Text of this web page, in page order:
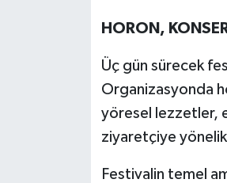
HORON,
Üç gün sürecek
Organizasyonda
yöresel lezzetler,
ziyaretçiye
Festivalin temel